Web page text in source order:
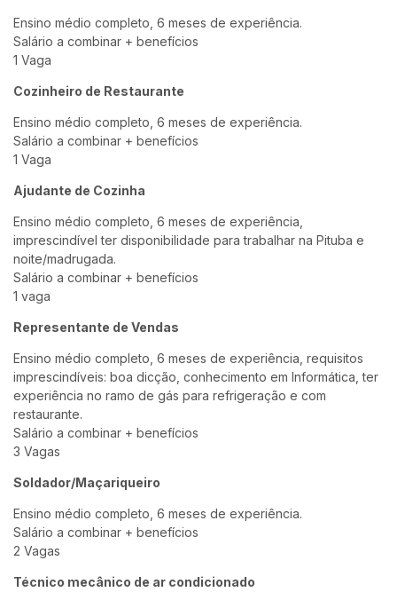
Ensino médio completo, 6 meses de experiência.
Salário a combinar + benefícios
1 Vaga
Cozinheiro de Restaurante
Ensino médio completo, 6 meses de experiência.
Salário a combinar + benefícios
1 Vaga
Ajudante de Cozinha
Ensino médio completo, 6 meses de experiência,
imprescindível ter disponibilidade para trabalhar na Pituba e
noite/madrugada.
Salário a combinar + benefícios
1 vaga
Representante de Vendas
Ensino médio completo, 6 meses de experiência, requisitos
imprescindíveis: boa dicção, conhecimento em Informática, ter
experiência no ramo de gás para refrigeração e com
restaurante.
Salário a combinar + benefícios
3 Vagas
Soldador/Maçariqueiro
Ensino médio completo, 6 meses de experiência.
Salário a combinar + benefícios
2 Vagas
Técnico mecânico de ar condicionado